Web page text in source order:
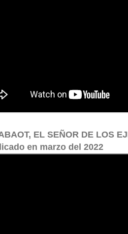
EL SEÑOR DE LOS
en marzo del 2022